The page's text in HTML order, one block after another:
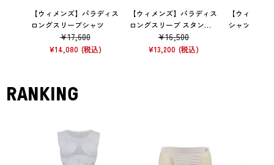
【ウィメンズ】パラディス
ロングスリーブシャツ
¥17,600
¥14,080
【ウィメンズ】パラディス
ロングスリーブ スタンド
¥16,500
¥13,200
【ウィメン
シャツショ
RANKING